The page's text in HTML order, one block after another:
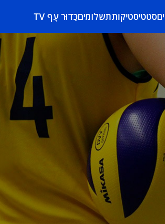
סטטיסטיקותתשלומיםכַּדוּר עָף TV